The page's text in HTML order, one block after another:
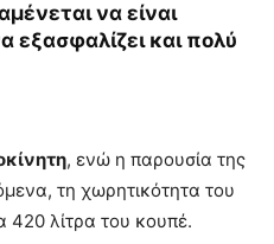
να είναι
εξασφαλίζει και πολύ
, ενώ η παρουσία της
τη χωρητικότητα του
420 λίτρα του κουπέ.